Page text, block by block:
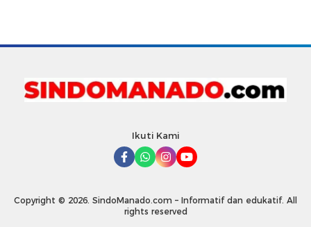
Ikuti Kami
Copyright © 2026. SindoManado.com – Informatif dan edukatif. All
rights reserved